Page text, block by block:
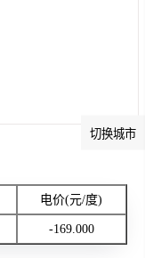
切换城市
电价(元/度)
-169.000